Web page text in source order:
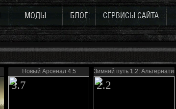
МОДЫ БЛОГ СЕРВИСЫ САЙТА
Новый Арсенал 4.5
3.7
Зимний путь 1.2:
2.2